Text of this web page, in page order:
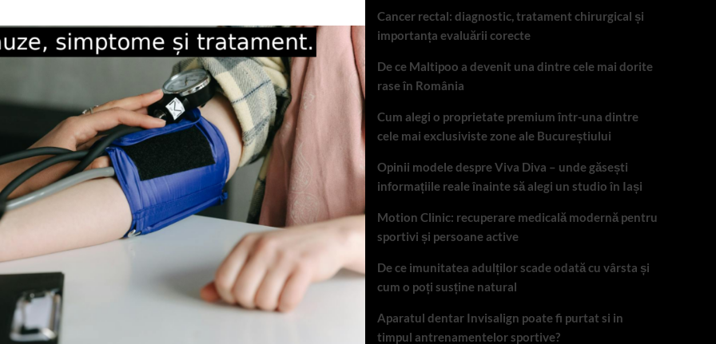
Cancer rectal: diagnostic, tratament chirurgical și
importanța evaluării corecte
De ce Maltipoo a devenit una dintre cele mai dorite
rase în România
Cum alegi o proprietate premium într-una dintre
cele mai exclusiviste zone ale Bucureștiului
Opinii modele despre Viva Diva – unde găsești
informațiile reale înainte să alegi un studio în Iași
Motion Clinic: recuperare medicală modernă pentru
sportivi și persoane active
De ce imunitatea adulților scade odată cu vârsta și
cum o poți susține natural
Aparatul dentar Invisalign poate fi purtat si in
timpul antrenamentelor sportive?